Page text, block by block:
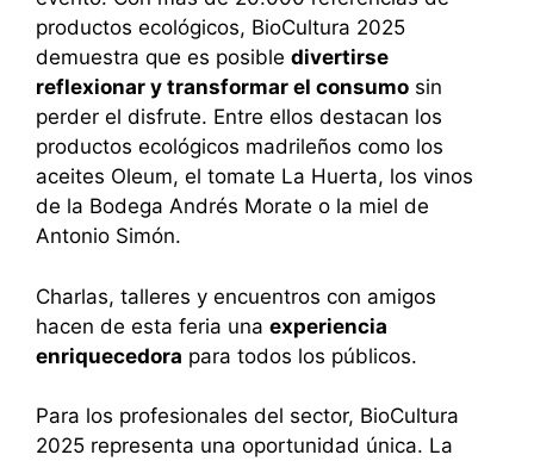
productos ecológicos, BioCultura 2025
demuestra que es posible divertirse
reflexionar y transformar el consumo sin
perder el disfrute. Entre ellos destacan los
productos ecológicos madrileños como los
aceites Oleum, el tomate La Huerta, los vinos
de la Bodega Andrés Morate o la miel de
Antonio Simón.
Charlas, talleres y encuentros con amigos
hacen de esta feria una experiencia
enriquecedora para todos los públicos.
Para los profesionales del sector, BioCultura
2025 representa una oportunidad única. La